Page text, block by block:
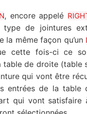
, encore appelé
de jointures
la même façon qu’un
cette fois-ci ce
table de droite (table
qui vont être
entrées de la table
qui vont satisfaire